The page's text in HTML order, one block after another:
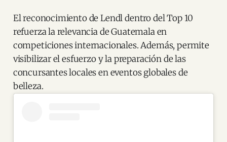
El reconocimiento de Lendl dentro del Top 10
refuerza la relevancia de Guatemala en
competiciones internacionales. Además, permite
visibilizar el esfuerzo y la preparación de las
concursantes locales en eventos globales de
belleza.